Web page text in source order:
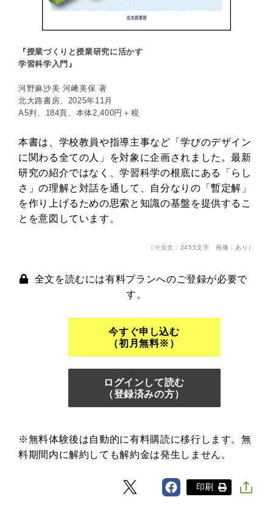
『授業づくりと授業研究に活かす
学習科学入門』
河野麻沙美 河﨑美保 著
北大路書房、2025年11月
A5判、184頁、本体2,400円＋税
本書は、学校教員や指導主事など「学びのデザイン
に関わる全ての人」を対象に企画されました。最新
研究の紹介ではなく、学習科学の根底にある「らし
さ」の理解と対話を通して、自分なりの「暫定解」
を作り上げるための思索と知識の基盤を提供するこ
とを意図しています。
（※全文：2455文字 画像：あり）
全文を読むには有料プランへのご登録が必要で
す。
今すぐ申し込む
（初月無料※）
ログインして読む
（登録済みの方）
※無料体験後は自動的に有料購読に移行します。無
料期間内に解約しても解約金は発生しません。
印刷